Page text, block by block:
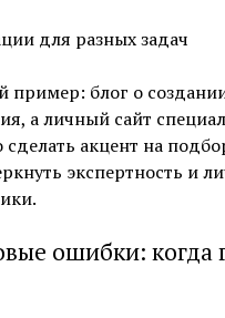
для разных задач
пример: блог о
а личный сайт
сделать акцент на
экспертность и
ошибки: когда